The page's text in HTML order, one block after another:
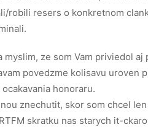
robili resers o konkretnom
ze som Vam priviedol
povedzme kolisavu uroven
honoraru.
znechutit, skor som chcel
skratku nas starych it-